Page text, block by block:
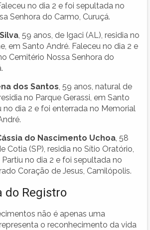
no dia 2 e foi sepultada no
Senhora do Carmo, Curuçá.
, 59 anos, de Igaci (AL), residia no
em Santo André. Faleceu no dia 2 e
Cemitério Nossa Senhora do
dos Santos , 59 anos, natural de
no Parque Gerassi, em Santo
no dia 2 e foi enterrada no Memorial
do Nascimento Uchoa , 58
Cotia (SP), residia no Sítio Oratório,
Partiu no dia 2 e foi sepultada no
Coração de Jesus, Camilópolis.
do Registro
não é apenas uma
o reconhecimento da vida